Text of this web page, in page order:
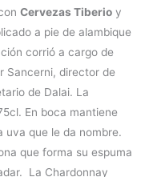
Cervezas Tiberio y
a pie de alambique
corrió a cargo de
Sancerni, director de
de Dalai. La
En boca mantiene
uva que le da nombre.
que forma su espuma
La Chardonnay